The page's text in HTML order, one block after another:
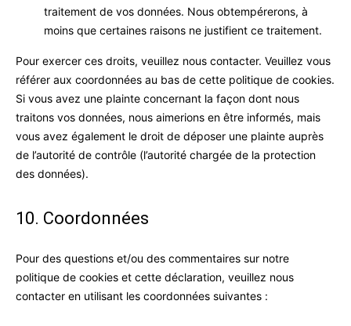
traitement de vos données. Nous obtempérerons, à
moins que certaines raisons ne justifient ce traitement.
Pour exercer ces droits, veuillez nous contacter. Veuillez vous
référer aux coordonnées au bas de cette politique de cookies.
Si vous avez une plainte concernant la façon dont nous
traitons vos données, nous aimerions en être informés, mais
vous avez également le droit de déposer une plainte auprès
de l’autorité de contrôle (l’autorité chargée de la protection
des données).
10. Coordonnées
Pour des questions et/ou des commentaires sur notre
politique de cookies et cette déclaration, veuillez nous
contacter en utilisant les coordonnées suivantes :